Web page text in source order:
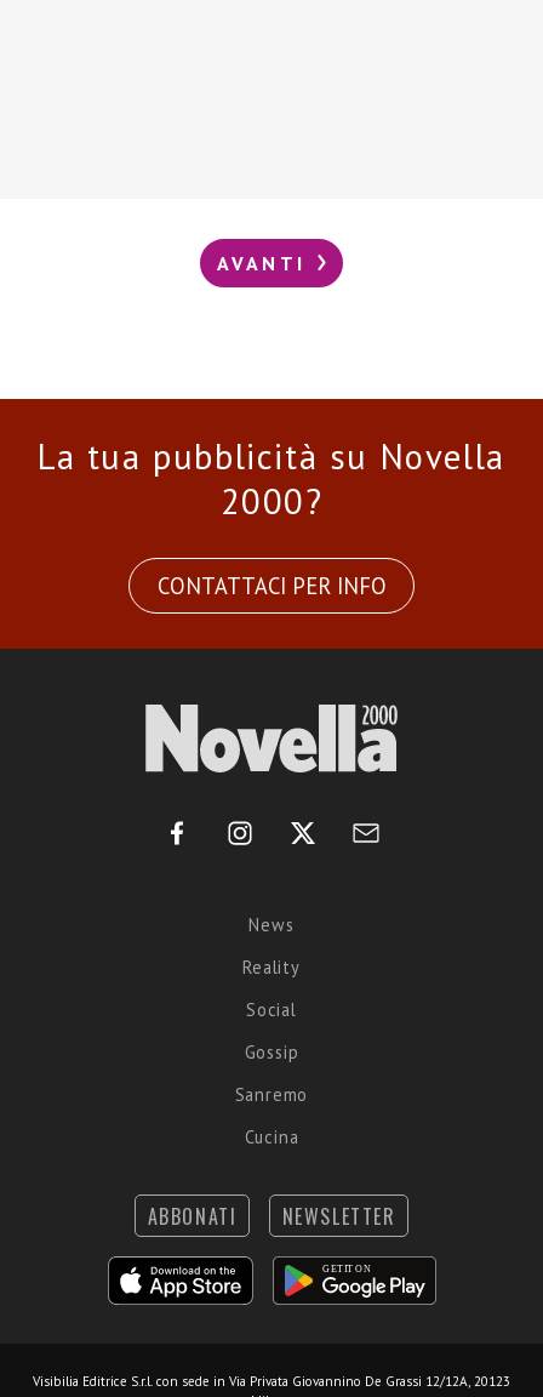
AVANTI
La tua pubblicità su Novella
2000?
CONTATTACI PER INFO
News
Reality
Social
Gossip
Sanremo
Cucina
ABBONATI NEWSLETTER
Visibilia Editrice S.r.l. con sede in Via Privata Giovannino De Grassi 12/12A, 20123